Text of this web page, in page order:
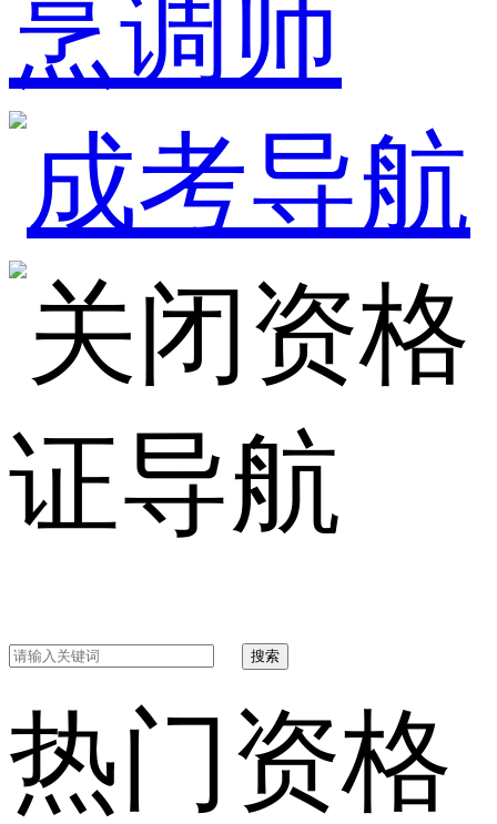
烹调师
资格
证导航
搜索
热门资格